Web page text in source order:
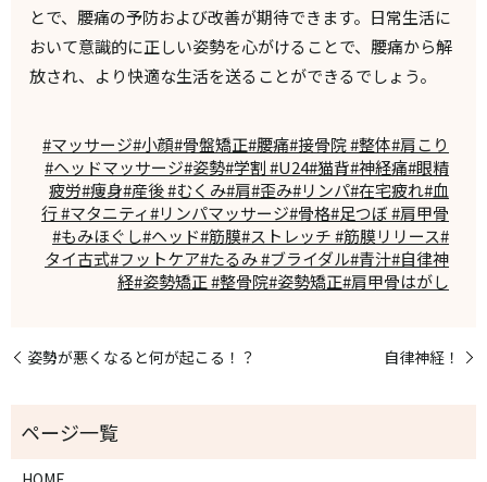
とで、腰痛の予防および改善が期待できます。日常生活に
おいて意識的に正しい姿勢を心がけることで、腰痛から解
放され、より快適な生活を送ることができるでしょう。
#マッサージ#小顔#骨盤矯正#腰痛#接骨院 #整体#肩こり
#ヘッドマッサージ#姿勢#学割 #U24#猫背#神経痛#眼精
疲労#痩身#産後 #むくみ#肩#歪み#リンパ#在宅疲れ#血
行 #マタニティ#リンパマッサージ#骨格#足つぼ #肩甲骨
#もみほぐし#ヘッド#筋膜#ストレッチ #筋膜リリース#
タイ古式#フットケア#たるみ #ブライダル#青汁#自律神
経#姿勢矯正 #整骨院#姿勢矯正#肩甲骨はがし
姿勢が悪くなると何が起こる！？ 自律神経！